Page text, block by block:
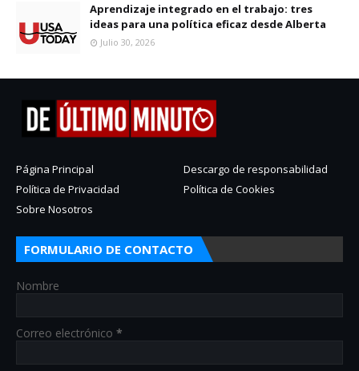
Aprendizaje integrado en el trabajo: tres
ideas para una política eficaz desde Alberta
Julio 30, 2026
Página Principal
Descargo de responsabilidad
Política de Privacidad
Política de Cookies
Sobre Nosotros
FORMULARIO DE CONTACTO
Nombre
Correo electrónico *